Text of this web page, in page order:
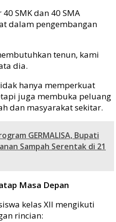
SMK dan 40 SMA
dalam pengembangan
tenun, kami
dia.
hanya memperkuat
juga membuka peluang
dan masyarakat sekitar.
GERMALISA, Bupati
Sampah Serentak di 21
Masa Depan
kelas XII mengikuti
rincian: